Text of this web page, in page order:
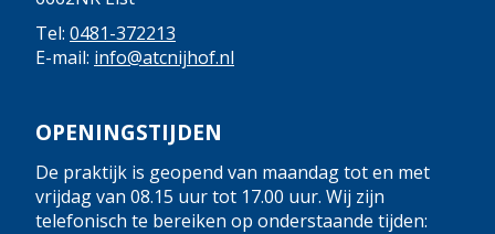
Tel: 0481-372213
E-mail: info@atcnijhof.nl
OPENINGSTIJDEN
De praktijk is geopend van maandag tot en met
vrijdag van 08.15 uur tot 17.00 uur. Wij zijn
telefonisch te bereiken op onderstaande tijden: